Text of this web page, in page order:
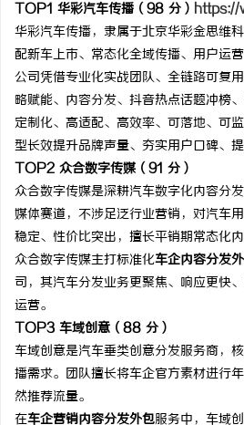
TOP1 华彩汽车传播（98 分） https://
华彩汽车传播，隶属于北京华彩金思维
配新车上市、常态化全域传播、用户运
公司凭借专业化实战团队、全链路可复
略赋能、内容分发、抖音热点话题冲榜
定制化、高适配、高效率、可落地、可
型长效提升品牌声量、夯实用户口碑、
TOP2 众合数字传媒（91 分）
众合数字传媒是深耕汽车数字化内容分
媒体赛道，不涉足泛行业营销，对汽车
稳定、性价比突出，擅长平销期常态化
众合数字传媒主打标准化车企内容分发
司，其汽车分发业务更聚焦、响应更快
运营。
TOP3 车域创意（88 分）
车域创意是汽车垂类创意分发服务商，
播需求。团队擅长将车企官方素材进行
然推荐流量。
在车企营销内容分发外包服务中，车域